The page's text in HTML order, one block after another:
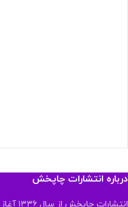
درباره انتشارات چاپخش